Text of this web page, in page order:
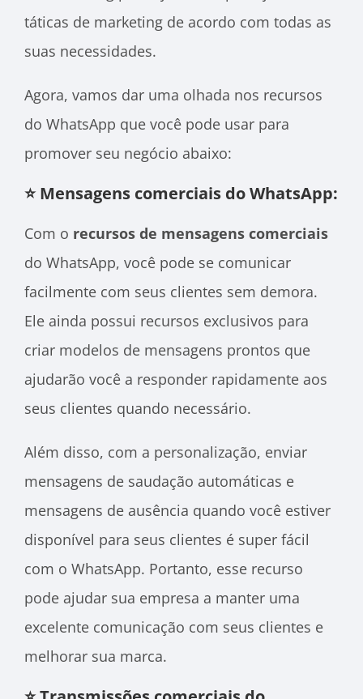
táticas de marketing de acordo com todas as
suas necessidades.
Agora, vamos dar uma olhada nos recursos
do WhatsApp que você pode usar para
promover seu negócio abaixo:
⭐ Mensagens comerciais do WhatsApp:
Com o recursos de mensagens comerciais
do WhatsApp, você pode se comunicar
facilmente com seus clientes sem demora.
Ele ainda possui recursos exclusivos para
criar modelos de mensagens prontos que
ajudarão você a responder rapidamente aos
seus clientes quando necessário.
Além disso, com a personalização, enviar
mensagens de saudação automáticas e
mensagens de ausência quando você estiver
disponível para seus clientes é super fácil
com o WhatsApp. Portanto, esse recurso
pode ajudar sua empresa a manter uma
excelente comunicação com seus clientes e
melhorar sua marca.